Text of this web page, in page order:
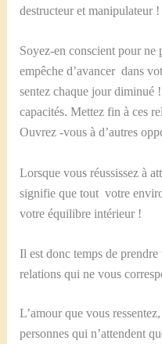
destructeur et manipulateur !
Soyez-en conscient pour ne
empêche d’avancer dans
sentez chaque jour diminué
capacités. Mettez fin à ces
Ouvrez -vous à d’autres
Lorsque vous réussissez à
signifie que tout votre
votre équilibre intérieur !
Il est donc temps de
relations qui ne vous
L’amour que vous
personnes qui n’attendent